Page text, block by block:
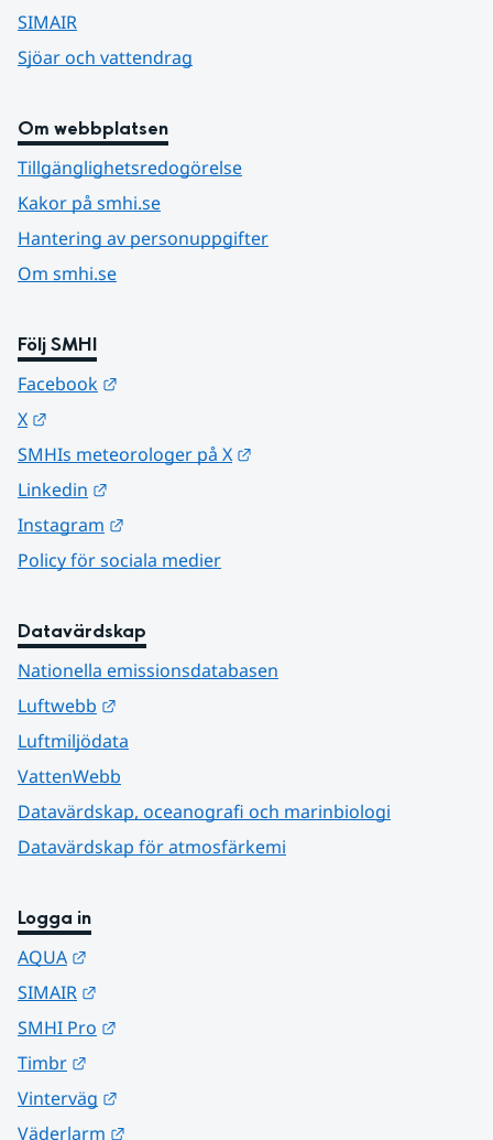
SIMAIR
Sjöar och vattendrag
Om webbplatsen
Tillgänglighetsredogörelse
Kakor på smhi.se
Hantering av personuppgifter
Om smhi.se
Följ SMHI
Facebook
X
SMHIs meteorologer på X
Linkedin
Instagram
Policy för sociala medier
Datavärdskap
Nationella emissionsdatabasen
Luftwebb
Luftmiljödata
VattenWebb
Datavärdskap, oceanografi och marinbiologi
Datavärdskap för atmosfärkemi
Logga in
AQUA
SIMAIR
SMHI Pro
Timbr
Vinterväg
Väderlarm